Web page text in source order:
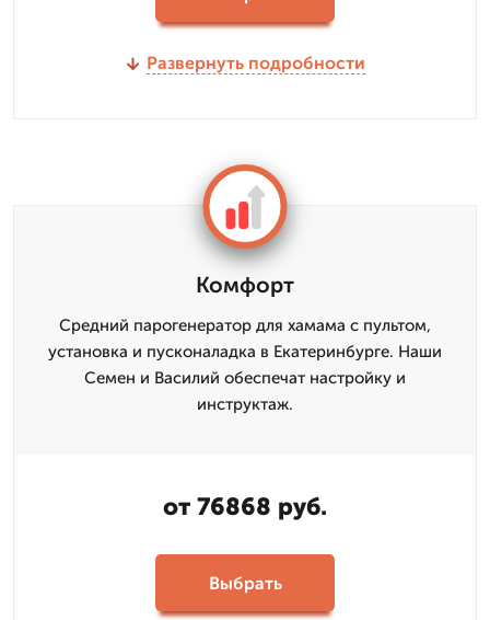
Развернуть подробности
Комфорт
Средний парогенератор для хамама с пультом,
установка и пусконаладка в Екатеринбурге. Наши
Семен и Василий обеспечат настройку и
инструктаж.
от 76868 руб.
Выбрать